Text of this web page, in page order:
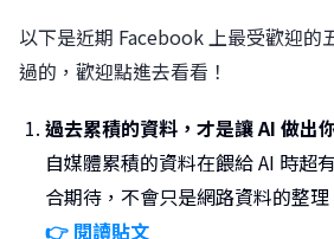
以下是近期 Facebook 上最受歡迎的
過的，歡迎點進去看看！
過去累積的資料，才是讓 AI 做出
自媒體累積的資料在餵給 AI 時超
合期待，不會只是網路資料的整理
👉 閱讀貼文